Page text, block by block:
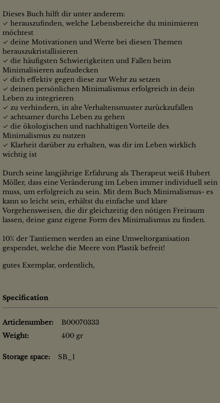
Dieses Buch hilft dir unter anderem:
✓ herauszufinden, welche Lebensbereiche du minimieren
möchtest
✓ deine Motivationen und Werte bei diesen Themen
herauszukristallisieren
✓ die häufigsten Schwierigkeiten und Fallen beim
Minimalisieren aufzudecken
✓ dich effektiv gegen diese zur Wehr zu setzen
✓ deinen persönlichen Minimalismus erfolgreich in dein
Leben zu integrieren
✓ zu verhindern, in alte Verhaltensmuster zurückzufallen
✓ achtsamer durchs Leben zu gehen
✓ die ökologischen und nachhaltigen Vorteile des
Minimalismus zu nutzen
✓ Klarheit darüber zu erhalten, was dir im Leben wirklich
wichtig ist
Durch seine langjährige Erfahrung als Therapeut weiß Hubert
Möller, dass eine Veränderung im Leben immer individuell sein
muss, um erfolgreich zu sein. Mit dem Buch Minimalismus- es
kann so leicht sein, erhältst du einfache und klare
Vorgehensweisen, die dir gleichzeitig den nötigen Freiraum
lassen, deine ganz eigene Form des Minimalismus zu finden.
10% der Tantiemen werden an eine Umweltorganisation
gespendet, welche die Meere von Plastik befreit!
gutes Exemplar, ordentlich,
Specification
Articlenumber:
B00070333
Weight:
400 gr
Storage space: SB_1